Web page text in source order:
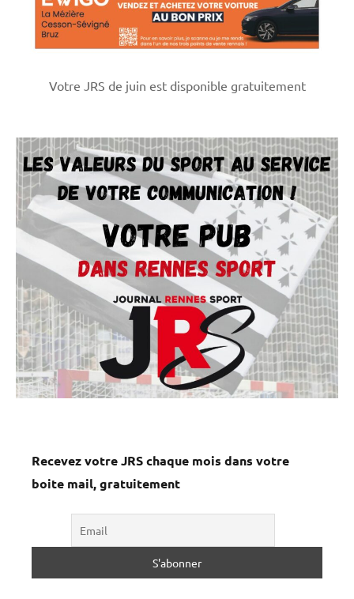
Votre JRS de juin est disponible gratuitement
Recevez votre JRS chaque mois dans votre
boite mail, gratuitement